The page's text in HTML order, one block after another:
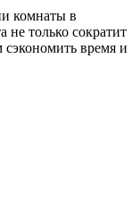
комнаты в
только сократит
время и